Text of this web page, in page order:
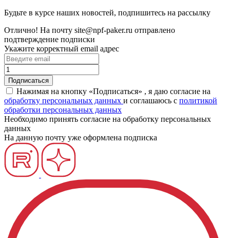
Будьте в курсе наших новостей, подпишитесь на рассылку
Отлично! На почту site@npf-paker.ru отправлено
подтверждение подписки
Укажите корректный email адрес
Нажимая на кнопку «Подписаться» , я даю согласие на
обработку персональных данных и соглашаюсь c политикой
обработки персональных данных
Необходимо принять согласие на обработку персональных
данных
На данную почту уже оформлена подписка